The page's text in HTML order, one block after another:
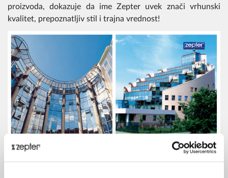
proizvoda, dokazuje da ime Zepter uvek znači vrhunski
kvalitet, prepoznatljiv stil i trajna vrednost!